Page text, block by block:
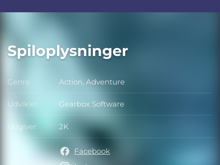
Spiloplysninger
Genre Genre
Action, Adventure
Udvikler Udvikler
Gearbox Software
Udgiver Udgiver
2K
Facebook